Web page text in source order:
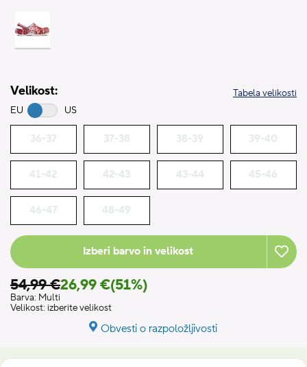
Velikost:
EU US
Tabela velikosti
36-37 37-38 38-39 39-40
41-42 42-43 43-44 45-46
46-47 48-49
Izberi barvo in velikost
54,99 €26,99 €(51%)
Barva: Multi
Velikost: izberite velikost
Obvesti o razpoložljivosti